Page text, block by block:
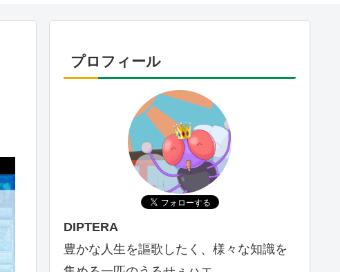
プロフィール
DIPTERA
豊かな人生を謳歌したく、様々な知識を